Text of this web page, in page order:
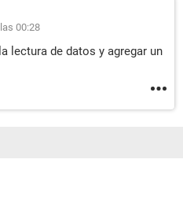
00:28
lectura de datos y agregar un